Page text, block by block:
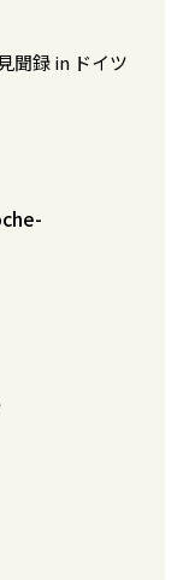
聞録 in ドイツ